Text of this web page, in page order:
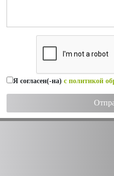
Я согласен(-на) с политикой